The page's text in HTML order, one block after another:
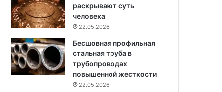
раскрывают суть
человека
22.05.2026
Бесшовная профильная
стальная труба в
трубопроводах
повышенной жесткости
22.05.2026